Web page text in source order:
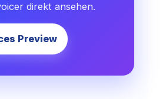
direkt ansehen.
Preview